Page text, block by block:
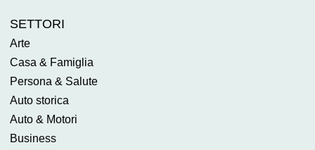
SETTORI
Arte
Casa & Famiglia
Persona & Salute
Auto storica
Auto & Motori
Business